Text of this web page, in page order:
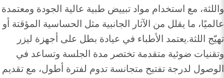
واللثة، مع استخدام مواد تبييض طبية عالية الجودة ومعتمدة
عالميًا، ما يقلل من الآثار الجانبية مثل الحساسية المؤقتة أو
تهيّج اللثة.يعتمد الأطباء في عيادة بطل على أجهزة ليزر
وتقنيات ضوئية متقدمة تختصر مدة الجلسة وتساعد في
الوصول لدرجة تفتيح متجانسة تدوم لفترة أطول، مع تقديم